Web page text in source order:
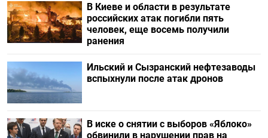
В Киеве и области в результате
российских атак погибли пять
человек, еще восемь получили
ранения
Ильский и Сызранский нефтезаводы
вспыхнули после атак дронов
В иске о снятии с выборов «Яблоко»
обвинили в нарушении прав на